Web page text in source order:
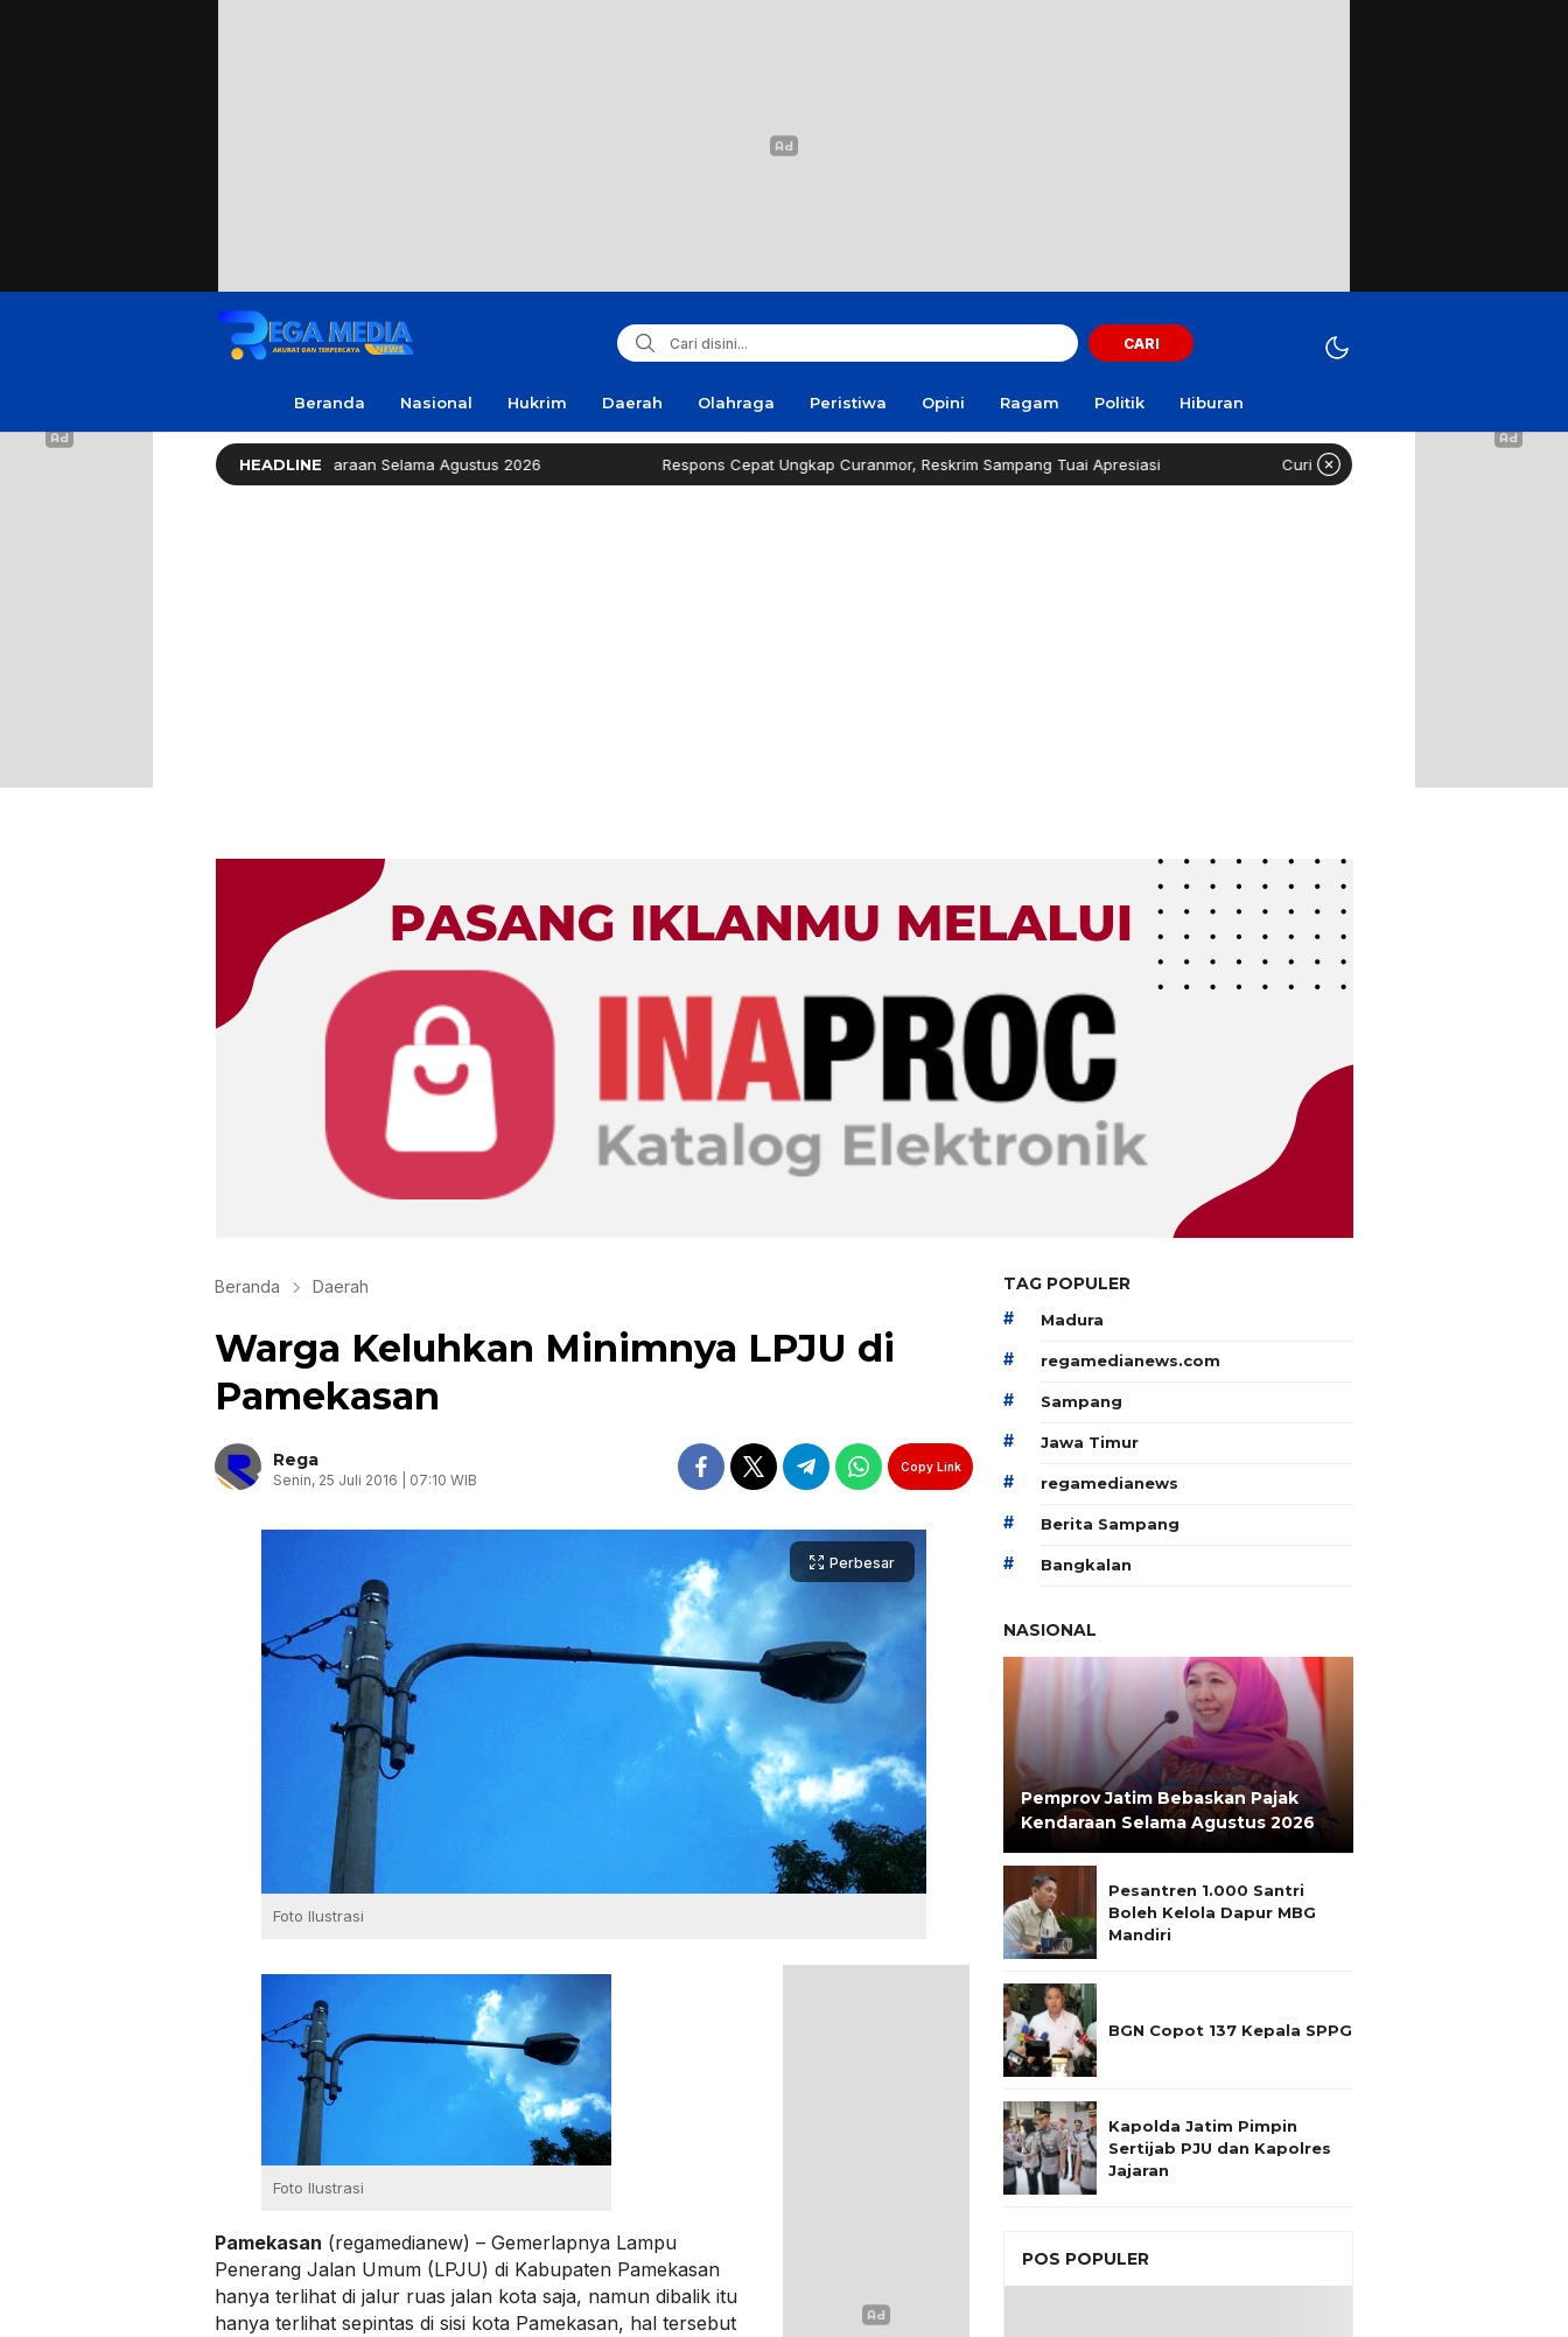
CARI
Beranda Nasional Hukrim Daerah Olahraga Peristiwa Opini Ragam Politik Hiburan
HEADLINE
Jatim Bebaskan Pajak Kendaraan Selama Agustus 2026 Respons Cepat Ungkap Curanmor, Reskrim Sampang Tuai Apresiasi Curi Motor! Dua Warga Batuporo Sampang Dibui
Beranda Daerah
Warga Keluhkan Minimnya LPJU di
Pamekasan
Rega
Senin, 25 Juli 2016 | 07:10 WIB
Copy Link
Perbesar
Foto Ilustrasi
Foto Ilustrasi
Pamekasan (regamedianew) – Gemerlapnya Lampu
Penerang Jalan Umum (LPJU) di Kabupaten Pamekasan
hanya terlihat di jalur ruas jalan kota saja, namun dibalik itu
hanya terlihat sepintas di sisi kota Pamekasan, hal tersebut
TAG POPULER
# Madura
# regamedianews.com
# Sampang
# Jawa Timur
# regamedianews
# Berita Sampang
# Bangkalan
NASIONAL
Pemprov Jatim Bebaskan Pajak
Kendaraan Selama Agustus 2026
Pesantren 1.000 Santri
Boleh Kelola Dapur MBG
Mandiri
BGN Copot 137 Kepala SPPG
Kapolda Jatim Pimpin
Sertijab PJU dan Kapolres
Jajaran
POS POPULER